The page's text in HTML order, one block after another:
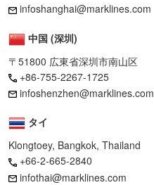
infoshanghai@marklines.com
中国 (深圳)
〒51800 広東省深圳市南山区
+86-755-2267-1725
infoshenzhen@marklines.com
タイ
Klongtoey, Bangkok, Thailand
+66-2-665-2840
infothai@marklines.com